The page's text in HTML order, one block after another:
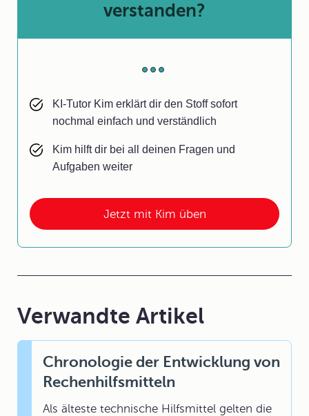
Jetzt mit Kim üben
verstanden?
KI-Tutor Kim erklärt dir den Stoff sofort
nochmal einfach und verständlich
Kim hilft dir bei all deinen Fragen und
Aufgaben weiter
Verwandte Artikel
Chronologie der Entwicklung von
Rechenhilfsmitteln
Als älteste technische Hilfsmittel gelten die